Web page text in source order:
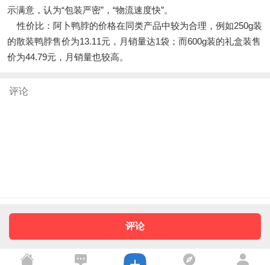
示满意，认为“包装严密”，“物流速度快”。
性价比：阿卜鸭脖的价格在同类产品中较为合理，例如250g装
的散装鸭脖售价为13.11元，月销量达1袋；而600g装的礼盒装售
价为44.79元，月销量也较高。
评论